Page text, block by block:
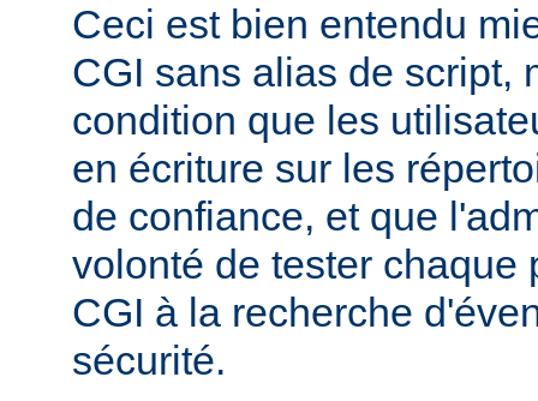
Ceci est bien entendu
CGI sans alias de script,
condition que les
en écriture sur les
de confiance, et que
volonté de tester chaque
CGI à la recherche
sécurité.